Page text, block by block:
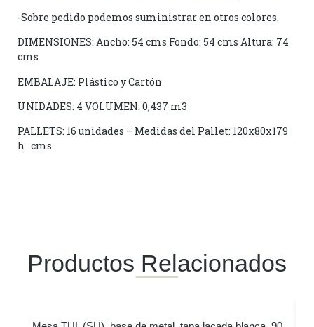
-Sobre pedido podemos suministrar en otros colores.
DIMENSIONES: Ancho: 54 cms Fondo: 54 cms Altura: 74
cms
EMBALAJE: Plástico y Cartón
UNIDADES: 4 VOLUMEN: 0,437 m3
PALLETS: 16 unidades – Medidas del Pallet: 120x80x179
h cms
Productos Relacionados